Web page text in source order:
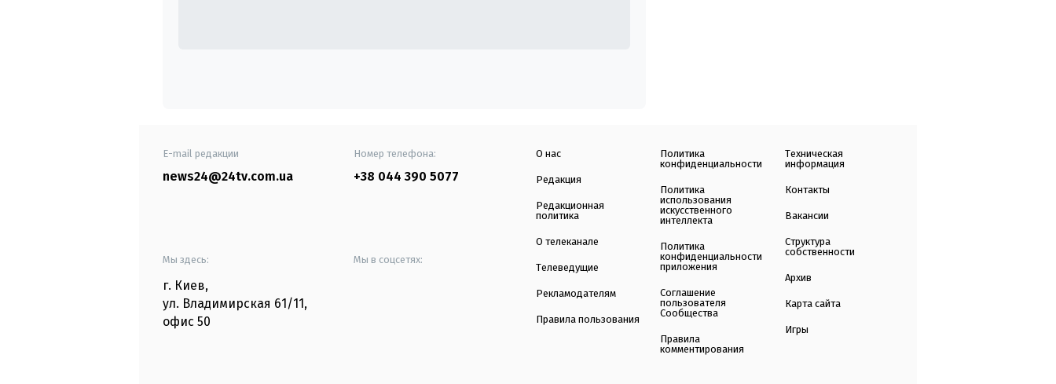
E-mail редакции
news24@24tv.com.ua
Номер телефона:
+38 044 390 5077
Мы здесь:
г. Киев,
ул. Владимирская 61/11,
офис 50
Мы в соцсетях:
О нас
Редакция
Редакционная
политика
О телеканале
Телеведущие
Рекламодателям
Правила пользования
Политика
конфиденциальности
Политика
использования
искусственного
интеллекта
Политика
конфиденциальности
приложения
Соглашение
пользователя
Сообщества
Правила
комментирования
Техническая
информация
Контакты
Вакансии
Структура
собственности
Архив
Карта сайта
Игры